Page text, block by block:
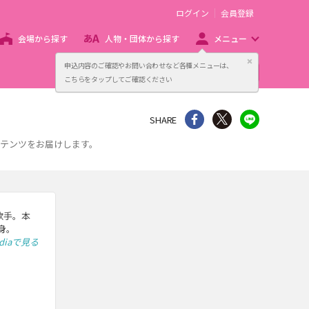
申込内容のご確認やお問い合わせなど各種メニューは、
こちらをタップしてご確認ください
閉じる
ログイン 会員登録
会場から探す 人物・団体から探す メニュー
主催者向け販売サービス
ツをお届けします。
SHARE シェア Twitter
手。本
で見る